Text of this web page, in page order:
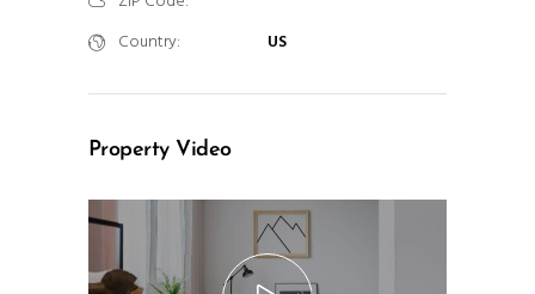
Country:
US
Property Video